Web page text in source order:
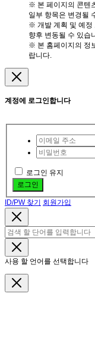
※ 본 페이지의 콘텐
일부 항목은 변경될
※ 개발 계획 및 예정
향후 변동될 수 있습
※ 본 홈페이지의 정
랍니다.
계정에 로그인합니다
로그인 유지
로그인
ID/PW 찾기 회원가입
사용 할 언어를 선택합니다